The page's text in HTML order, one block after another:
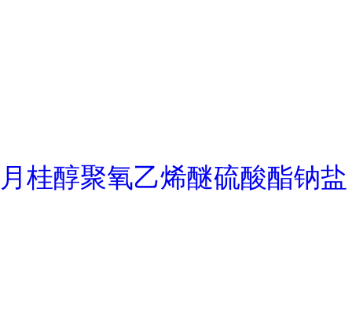
月桂醇聚氧乙烯醚硫酸酯钠盐